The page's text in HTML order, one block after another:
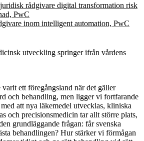
rådgivare digital transformation risk
PwC
inom intelligent automation, PwC
utveckling springer ifrån vårdens
varit ett föregångsland när det gäller
och behandling, men ligger vi fortfarande
att nya läkemedel utvecklas, kliniska
och precisionsmedicin tar allt större plats,
grundläggande frågan: får svenska
behandlingen? Hur stärker vi förmågan